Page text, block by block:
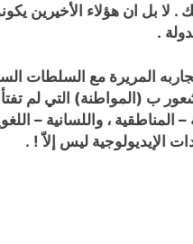
لا بل ان هؤلاء الأخيرين
.
المريرة مع السلطات
ب (المواطنة) التي لم تفتأ
– المناطقية ، واللسانية –
الإيديولوجية ليس إلاّ ! .